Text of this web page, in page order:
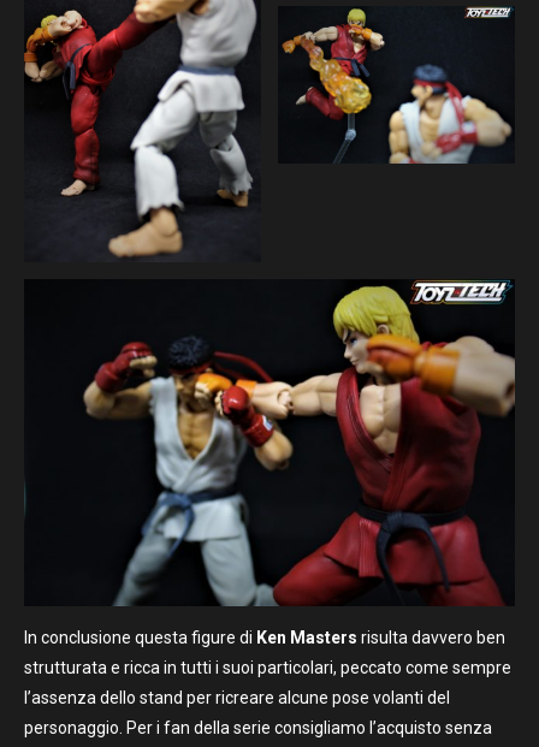
In conclusione questa figure di Ken Masters risulta davvero ben
strutturata e ricca in tutti i suoi particolari, peccato come sempre
l’assenza dello stand per ricreare alcune pose volanti del
personaggio. Per i fan della serie consigliamo l’acquisto senza